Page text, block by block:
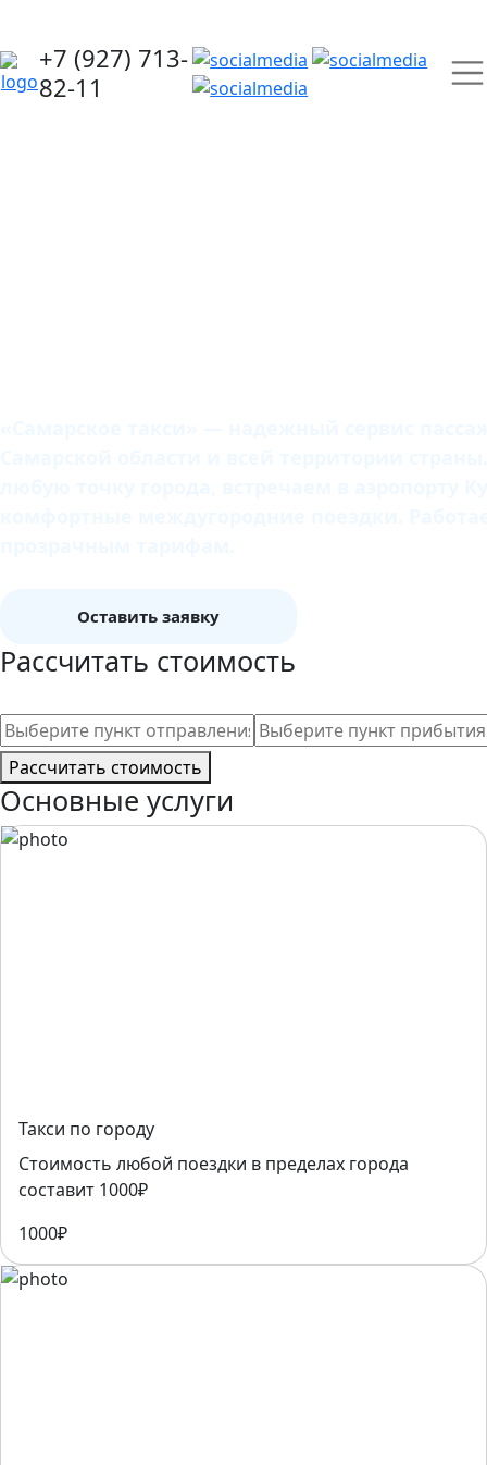
+7 (927) 713-
82-11
Оставить заявку
Рассчитать стоимость
Рассчитать стоимость
Основные услуги
Такси по городу
Стоимость любой поездки в пределах города
составит 1000₽
1000₽